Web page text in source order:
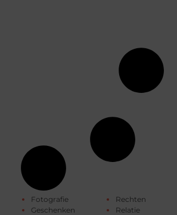
Fotografie
Geschenken
Rechten
Relatie